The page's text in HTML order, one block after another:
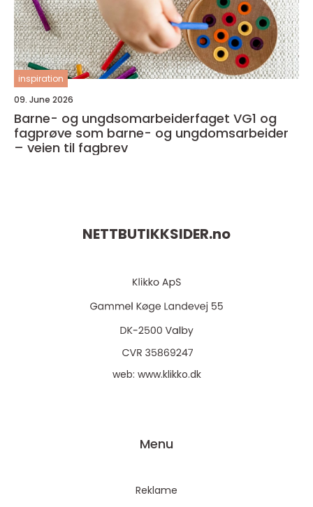
inspiration
09. June 2026
Barne- og ungdsomarbeiderfaget VG1 og
fagprøve som barne- og ungdomsarbeider
– veien til fagbrev
NETTBUTIKKSIDER.no
web: www.klikko.dk
Menu
Reklame